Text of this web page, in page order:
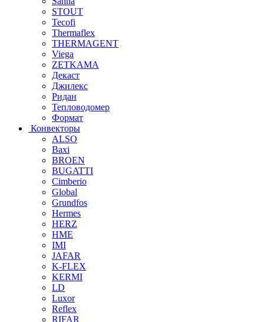
STOUT
Tecofi
Thermaflex
THERMAGENT
Viega
ZETKAMA
Декаст
Джилекс
Ридан
Тепловодомер
Формат
Конвекторы
ALSO
Baxi
BROEN
BUGATTI
Cimberio
Global
Grundfos
Hermes
HERZ
HME
IMI
JAFAR
K-FLEX
KERMI
LD
Luxor
Reflex
RIFAR